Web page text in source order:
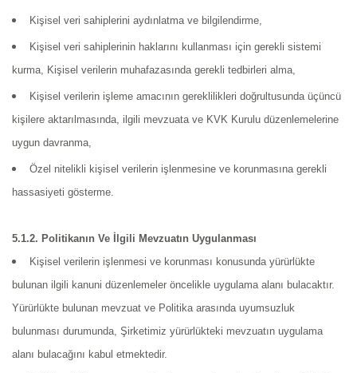
Kişisel veri sahiplerini aydınlatma ve bilgilendirme,
Kişisel veri sahiplerinin haklarını kullanması için gerekli sistemi
kurma, Kişisel verilerin muhafazasında gerekli tedbirleri alma,
Kişisel verilerin işleme amacının gereklilikleri doğrultusunda üçüncü
kişilere aktarılmasında, ilgili mevzuata ve KVK Kurulu düzenlemelerine
uygun davranma,
Özel nitelikli kişisel verilerin işlenmesine ve korunmasına gerekli
hassasiyeti gösterme.
5.1.2. Politikanın Ve İlgili Mevzuatın Uygulanması
Kişisel verilerin işlenmesi ve korunması konusunda yürürlükte
bulunan ilgili kanuni düzenlemeler öncelikle uygulama alanı bulacaktır.
Yürürlükte bulunan mevzuat ve Politika arasında uyumsuzluk
bulunması durumunda, Şirketimiz yürürlükteki mevzuatın uygulama
alanı bulacağını kabul etmektedir.